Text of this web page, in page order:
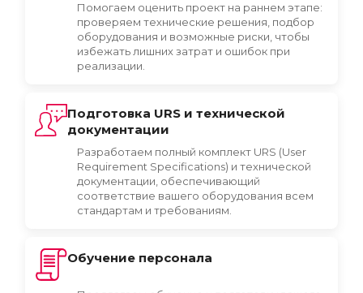
Помогаем оценить проект на раннем этапе:
проверяем технические решения, подбор
оборудования и возможные риски, чтобы
избежать лишних затрат и ошибок при
реализации.
Подготовка URS и технической
документации
Разработаем полный комплект URS (User
Requirement Specifications) и технической
документации, обеспечивающий
соответствие вашего оборудования всем
стандартам и требованиям.
Обучение персонала